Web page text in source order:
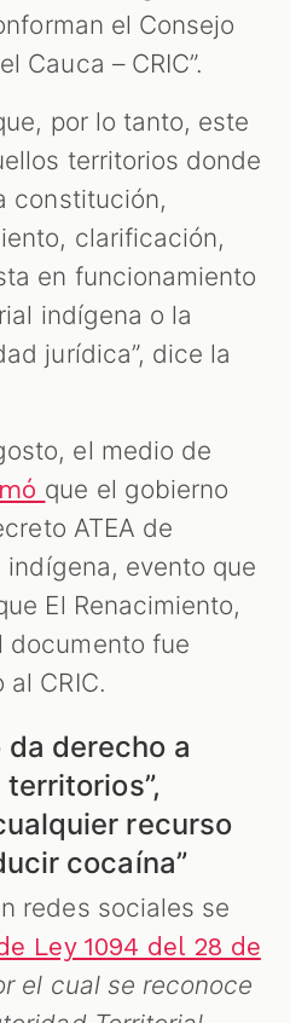
el Consejo
Cauca – CRIC”.
por lo tanto, este
territorios donde
constitución,
clarificación,
en funcionamiento
indígena o la
jurídica”, dice la
el medio de
que el gobierno
ATEA de
evento que
El Renacimiento,
documento fue
CRIC.
da derecho a
recurso
cocaína”
redes sociales se
Ley 1094 del 28 de
el cual se reconoce